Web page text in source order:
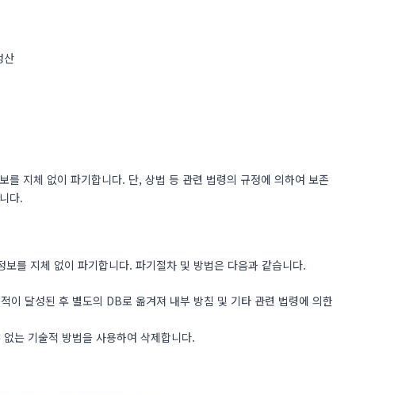
산
지체 없이 파기합니다. 단, 상법 등 관련 법령의 규정에 의하여 보존
다.
를 지체 없이 파기합니다. 파기절차 및 방법은 다음과 같습니다.
이 달성된 후 별도의 DB로 옮겨져 내부 방침 및 기타 관련 법령에 의한
는 기술적 방법을 사용하여 삭제합니다.